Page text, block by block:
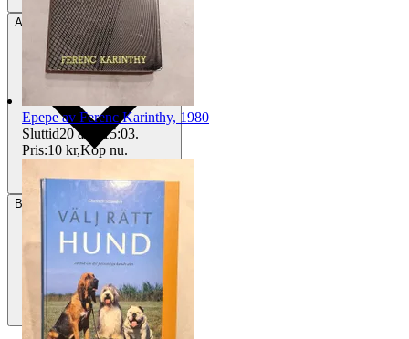
AvhämtningEnköping, Sverige
Betalning Via Tradera
Epepe av Ferenc Karinthy, 1980
Sluttid20 aug 15:03.
Pris:10 kr,Köp nu.